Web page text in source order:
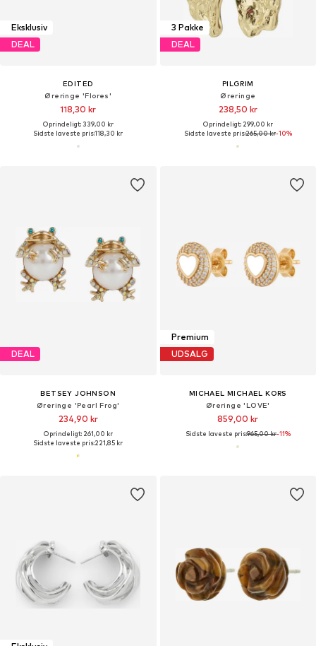
Eksklusiv
DEAL
EDITED
Øreringe 'Flores'
118,30 kr
Oprindeligt: 339,00 kr
Sidste laveste pris:118,30 kr
3 Pakke
DEAL
PILGRIM
Øreringe
238,50 kr
Oprindeligt: 299,00 kr
Sidste laveste pris:265,00 kr-10%
DEAL
BETSEY JOHNSON
Øreringe 'Pearl Frog'
234,90 kr
Oprindeligt: 261,00 kr
Sidste laveste pris:221,85 kr
Premium
UDSALG
MICHAEL MICHAEL KORS
Øreringe 'LOVE'
859,00 kr
Sidste laveste pris:965,00 kr-11%